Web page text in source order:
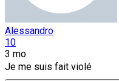
Alessandro
10
3 mo
Je me suis fait violé